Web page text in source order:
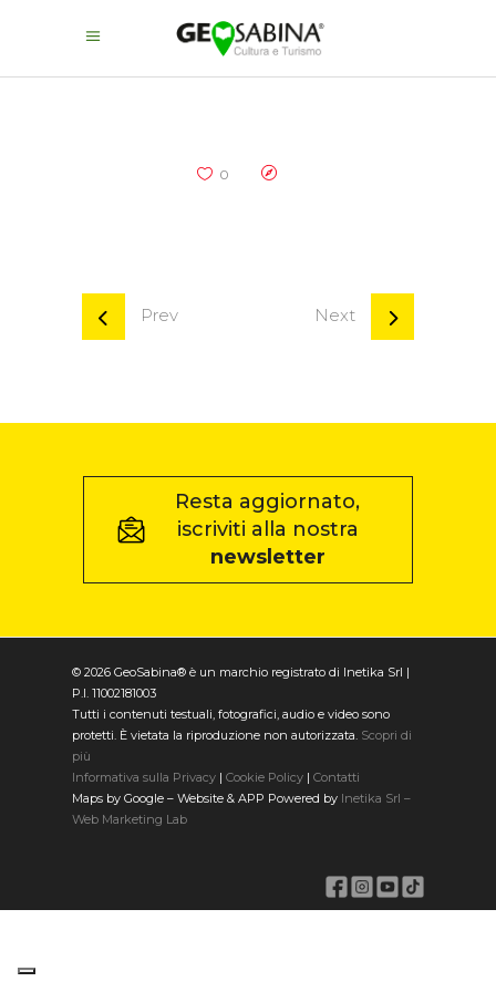
0
Prev Next
Resta aggiornato,
iscriviti alla nostra
newsletter
© 2026 GeoSabina® è un marchio registrato di Inetika Srl |
P.I. 11002181003
Tutti i contenuti testuali, fotografici, audio e video sono
protetti. È vietata la riproduzione non autorizzata. Scopri di
più
Informativa sulla Privacy | Cookie Policy | Contatti
Maps by Google – Website & APP Powered by Inetika Srl –
Web Marketing Lab